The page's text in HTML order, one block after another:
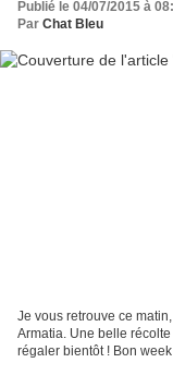
Publié le 04/07/2015 à
Par Chat Bleu
Je vous retrouve ce
Armatia. Une belle
régaler bientôt ! Bon week